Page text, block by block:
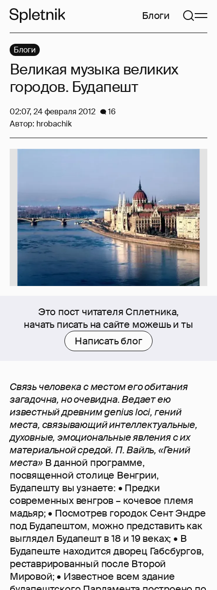
Блоги
Это пост читателя Сплетника,
начать писать на сайте можешь и ты
Написать блог
Связь человека с местом его обитания
загадочна, но очевидна. Ведает ею
известный древним genius loci, гений
места, связывающий интеллектуальные,
духовные, эмоциональные явления с их
материальной средой. П. Вайль, «Гений
места»В данной программе,
посвященной столице Венгрии,
Будапешту вы узнаете: • Предки
современных венгров – кочевое племя
мадьяр; • Посмотрев городок Сент Эндре
под Будапештом, можно представить как
выглядел Будапешт в 18 и 19 веках; • В
Будапеште находится дворец Габсбургов,
реставрированный после Второй
Мировой; • Известное всем здание
Блоги
Великая музыка великих
городов. Будапешт
02:07, 24 февраля 2012
16
Автор: hrobachik